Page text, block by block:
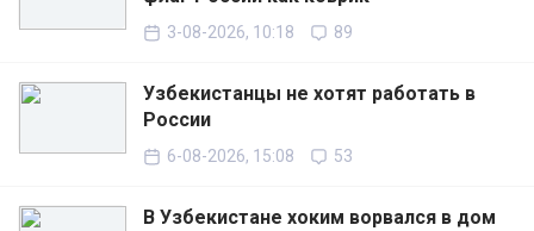
3-08-2026, 10:18 89
Узбекистанцы не хотят работать в
России
6-08-2026, 15:08 53
В Узбекистане хоким ворвался в дом